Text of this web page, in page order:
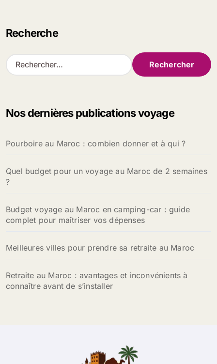
Recherche
R
e
r
e
:
Nos dernières publications voyage
Pourboire au Maroc : combien donner et à qui ?
Quel budget pour un voyage au Maroc de 2 semaines
?
Budget voyage au Maroc en camping-car : guide
complet pour maîtriser vos dépenses
Meilleures villes pour prendre sa retraite au Maroc
Retraite au Maroc : avantages et inconvénients à
connaître avant de s’installer